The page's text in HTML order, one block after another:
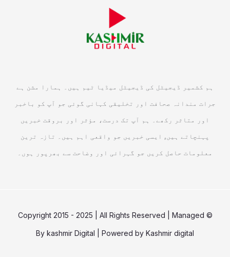
ہم کشمیر ڈیجیٹل کی ڈیجیٹل میڈیا ٹیم ہیں۔ ہمارا مشن ہے
جرات مندانہ صحافت اور تخلیقی کہانی گوئی جو آپ کو باخبر
اور متاثر رکھے۔ ہم آپ تک درست، مؤثر اور بروقت خبریں
پہنچاتے ہیں, ایسی خبریں جو واقعی اہم ہیں۔ تازہ ترین
معلومات حاصل کریں جو گہرائی اور وضاحت سے بھرپور ہوں۔
© Copyright 2015 - 2025 | All Rights Reserved | Managed
By kashmir Digital | Powered by Kashmir digital